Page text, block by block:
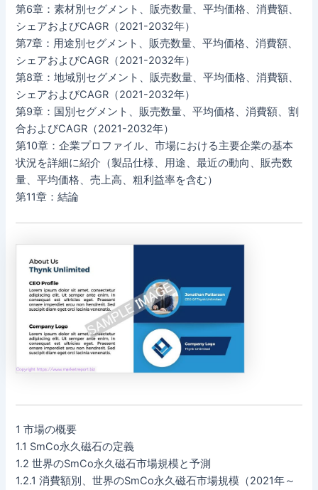
第6章：素材別セグメント、販売数量、平均価格、消費額、
シェアおよびCAGR（2021-2032年）
第7章：用途別セグメント、販売数量、平均価格、消費額、
シェアおよびCAGR（2021-2032年）
第8章：地域別セグメント、販売数量、平均価格、消費額、
シェアおよびCAGR（2021-2032年）
第9章：国別セグメント、販売数量、平均価格、消費額、割
合およびCAGR（2021-2032年）
第10章：企業プロファイル、市場における主要企業の基本
状況を詳細に紹介（製品仕様、用途、最近の動向、販売数
量、平均価格、売上高、粗利益率を含む）
第11章：結論
1 市場の概要
1.1 SmCo永久磁石の定義
1.2 世界のSmCo永久磁石市場規模と予測
1.2.1 消費額別、世界のSmCo永久磁石市場規模（2021年～